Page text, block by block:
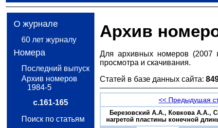
О журнале
60 лет журналу
Номера
Последний выпуск
Архив номеров
1984-5
с.161-165
Поиск по статьям
Архив
Для архивных номеров (2007
просмотра и скачивания.
Статей в базе данных сайта:
<< Предыдущая
Березовский А.А., Ковкова А.А.,
нагретой пластины конечной